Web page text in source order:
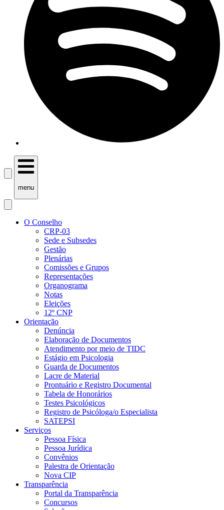
menu
O Conselho
CRP-03
Sede e Subsedes
Gestão
Plenárias
Comissões e Grupos
Representações
Organograma
Notas
Eleições
12º CNP
Orientação
Denúncia
Elaboração de Documentos
Atendimento por meio de TIDC
Estágio em Psicologia
Guarda de Documentos
Lacre de Material
Prontuário e Registro Documental
Tabela de Honorários
Testes Psicológicos
Registro de Psicóloga/o Especialista
SATEPSI
Serviços
Pessoa Física
Pessoa Jurídica
Convênios
Palestra de Orientação
Nova CIP
Transparência
Portal da Transparência
Concursos